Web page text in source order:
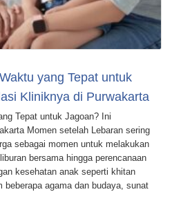
yang Tepat untuk
Kliniknya di Purwakarta
Tepat untuk Jagoan? Ini
Momen setelah Lebaran sering
sebagai momen untuk melakukan
bersama hingga perencanaan
kesehatan anak seperti khitan
agama dan budaya, sunat